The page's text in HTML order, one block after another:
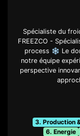
Spécialiste du
FREEZCO -
process ❄️ Le
notre équipe
perspective
3. Production
6. Energie